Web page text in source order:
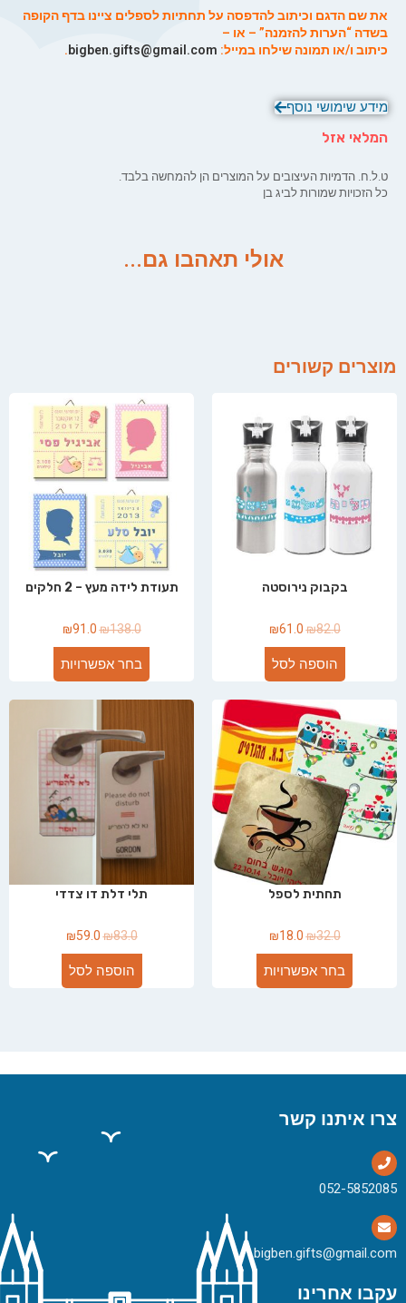
את שם הדגם וכיתוב להדפסה על תחתיות לספלים ציינו בדף הקופה
בשדה “הערות להזמנה” – או –
כיתוב ו/או תמונה שילחו במייל: bigben.gifts@gmail.com
.
מידע שימושי נוסף
המלאי אזל
ט.ל.ח. הדמיות העיצובים על המוצרים הן להמחשה בלבד.
כל הזכויות שמורות לביג בן
אולי תאהבו גם...
מוצרים קשורים
בקבוק נירוסטה
₪82.0
₪61.0
הוספה לסל
תעודת לידה מעץ – 2 חלקים
₪138.0
₪91.0
בחר אפשרויות
תחתית לספל
₪32.0
₪18.0
בחר אפשרויות
תלי דלת דו צדדי
₪83.0
₪59.0
הוספה לסל
צרו איתנו קשר
bigben.gifts@gmail.com
עקבו אחרינו